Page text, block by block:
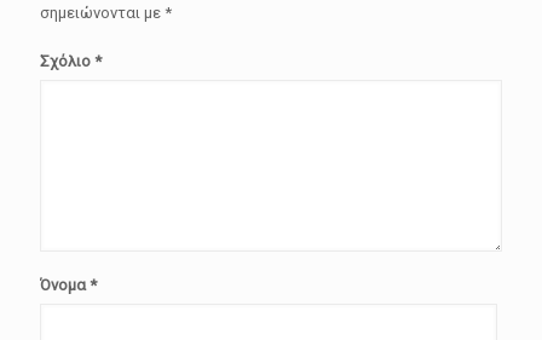
σημειώνονται με *
Σχόλιο *
Όνομα*